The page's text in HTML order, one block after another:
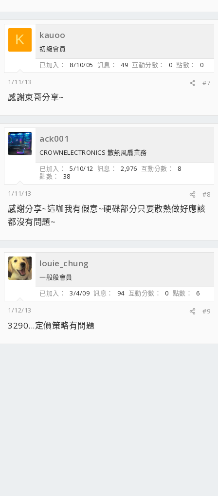
K kauoo
初級會員
已加入
8/10/05 訊息 49 互動分數 0 點數
0
1/11/13
#7
感謝東哥分享~
ack001
CROWNELECTRONICS 散熱風扇業務
已加入
5/10/12 訊息 2,976 互動分數
8
點數
38
1/11/13
#8
感謝分享~這咖我有假意~硬碟部分只要散熱做好應該
都沒有問題~
louie_chung
一般般會員
已加入
3/4/09 訊息 94 互動分數 0 點數
6
1/12/13
#9
3290...定價策略有問題